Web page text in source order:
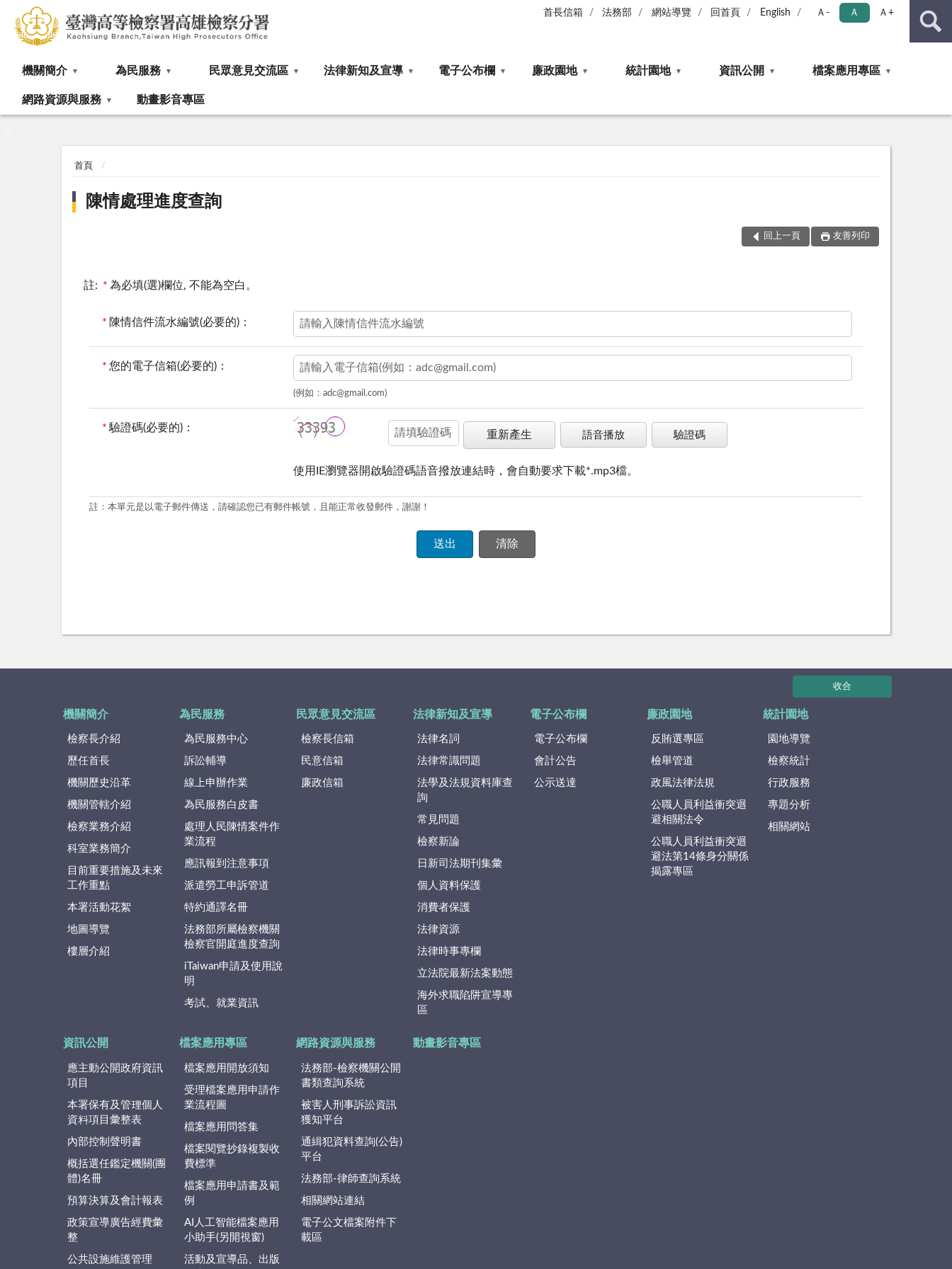
首長信箱 法務部 網站導覽 回首頁 English Ａ- Ａ Ａ+
機關簡介 為民服務 民眾意見交流區 法律新知及宣導 電子公布欄 廉政園地 統計園地 資訊公開 檔案應用專區
網路資源與服務 動畫影音專區
首頁
陳情處理進度查詢
回上一頁 友善列印
註: * 為必填(選)欄位, 不能為空白。
* 陳情信件流水編號(必要的)：
* 您的電子信箱(必要的)：
(例如：adc@gmail.com)
* 驗證碼(必要的)：
重新產生 語音播放 驗證碼
使用IE瀏覽器開啟驗證碼語音撥放連結時，會自動要求下載*.mp3檔。
註：本單元是以電子郵件傳送，請確認您已有郵件帳號，且能正常收發郵件，謝謝！
收合
機關簡介
檢察長介紹
歷任首長
機關歷史沿革
機關管轄介紹
檢察業務介紹
科室業務簡介
目前重要措施及未來
工作重點
本署活動花絮
地圖導覽
樓層介紹
為民服務
為民服務中心
訴訟輔導
線上申辦作業
為民服務白皮書
處理人民陳情案件作
業流程
應訊報到注意事項
派遣勞工申訴管道
特約通譯名冊
法務部所屬檢察機關
檢察官開庭進度查詢
iTaiwan申請及使用說
明
考試、就業資訊
民眾意見交流區
檢察長信箱
民意信箱
廉政信箱
法律新知及宣導
法律名詞
法律常識問題
法學及法規資料庫查
詢
常見問題
檢察新論
日新司法期刊集彙
個人資料保護
消費者保護
法律資源
法律時事專欄
立法院最新法案動態
海外求職陷阱宣導專
區
電子公布欄
電子公布欄
會計公告
公示送達
廉政園地
反賄選專區
檢舉管道
政風法律法規
公職人員利益衝突迴
避相關法令
公職人員利益衝突迴
避法第14條身分關係
揭露專區
統計園地
園地導覽
檢察統計
行政服務
專題分析
相關網站
資訊公開
應主動公開政府資訊
項目
本署保有及管理個人
資料項目彙整表
內部控制聲明書
概括選任鑑定機關(團
體)名冊
預算決算及會計報表
政策宣導廣告經費彙
整
公共設施維護管理
檔案應用專區
檔案應用開放須知
受理檔案應用申請作
業流程圖
檔案應用問答集
檔案閱覽抄錄複製收
費標準
檔案應用申請書及範
例
AI人工智能檔案應用
小助手(另開視窗)
活動及宣導品、出版
網路資源與服務
法務部-檢察機關公開
書類查詢系統
被害人刑事訴訟資訊
獲知平台
通緝犯資料查詢(公告)
平台
法務部-律師查詢系統
相關網站連結
電子公文檔案附件下
載區
動畫影音專區